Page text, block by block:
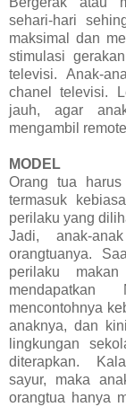
sehari-hari
maksimal dan
stimulasi
televisi. Anak-
chanel televisi.
jauh, agar
mengambil
MODEL
Orang tua
termasuk
perilaku yang
Jadi, anak-
orangtuanya.
perilaku
mencontohnya
anaknya, dan
lingkungan
diterapkan.
sayur, maka
orangtua hanya